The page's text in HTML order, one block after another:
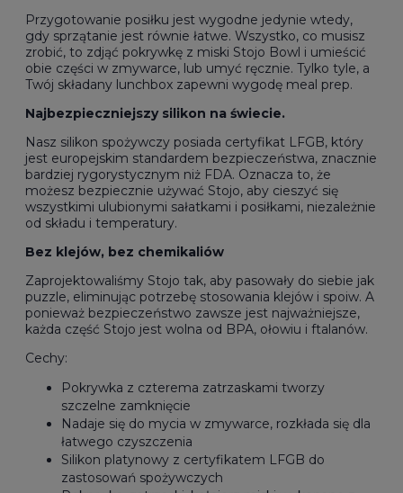
Przygotowanie posiłku jest wygodne jedynie wtedy,
gdy sprzątanie jest równie łatwe. Wszystko, co musisz
zrobić, to zdjąć pokrywkę z miski Stojo Bowl i umieścić
obie części w zmywarce, lub umyć ręcznie. Tylko tyle, a
Twój składany lunchbox zapewni wygodę meal prep.
Najbezpieczniejszy silikon na świecie.
Nasz silikon spożywczy posiada certyfikat LFGB, który
jest europejskim standardem bezpieczeństwa, znacznie
bardziej rygorystycznym niż FDA. Oznacza to, że
możesz bezpiecznie używać Stojo, aby cieszyć się
wszystkimi ulubionymi sałatkami i posiłkami, niezależnie
od składu i temperatury.
Bez klejów, bez chemikaliów
Zaprojektowaliśmy Stojo tak, aby pasowały do siebie jak
puzzle, eliminując potrzebę stosowania klejów i spoiw. A
ponieważ bezpieczeństwo zawsze jest najważniejsze,
każda część Stojo jest wolna od BPA, ołowiu i ftalanów.
Cechy:
Pokrywka z czterema zatrzaskami tworzy
szczelne zamknięcie
Nadaje się do mycia w zmywarce, rozkłada się dla
łatwego czyszczenia
Silikon platynowy z certyfikatem LFGB do
zastosowań spożywczych